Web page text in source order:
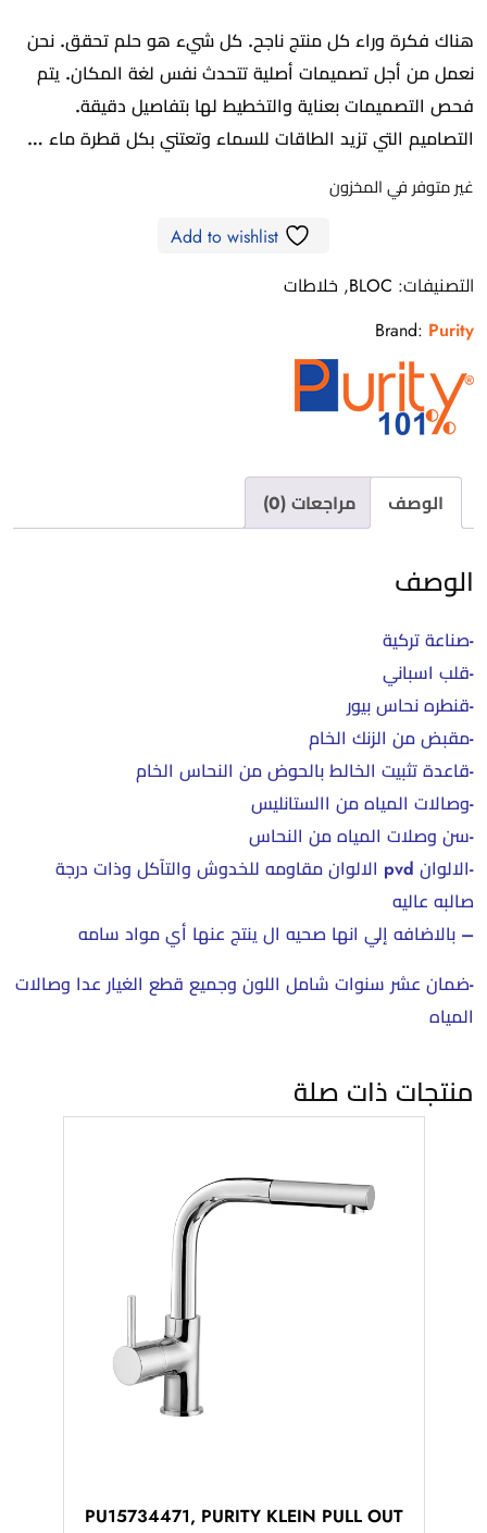
هناك فكرة وراء كل منتج ناجح. كل شيء هو حلم تحقق. نحن
نعمل من أجل تصميمات أصلية تتحدث نفس لغة المكان. يتم
فحص التصميمات بعناية والتخطيط لها بتفاصيل دقيقة.
التصاميم التي تزيد الطاقات للسماء وتعتني بكل قطرة ماء …
غير متوفر في المخزون
Add to wishlist
التصنيفات: BLOC
, خلاطات
Brand: Purity
الوصف مراجعات (0)
الوصف
-صناعة تركية
-قلب اسباني
-قنطره نحاس بيور
-مقبض من الزنك الخام
-قاعدة تثبيت الخالط بالحوض من النحاس الخام
-وصالات المياه من االستانليس
-سن وصلات المياه من النحاس
-الالوان pvd الالوان مقاومه للخدوش والتآكل وذات درجة
صالبه عاليه
– بالاضافه إلي انها صحيه ال ينتج عنها أي مواد سامه
-ضمان عشر سنوات شامل اللون وجميع قطع الغيار عدا وصالات
المياه
منتجات ذات صلة
PU15734471, PURITY KLEIN PULL OUT